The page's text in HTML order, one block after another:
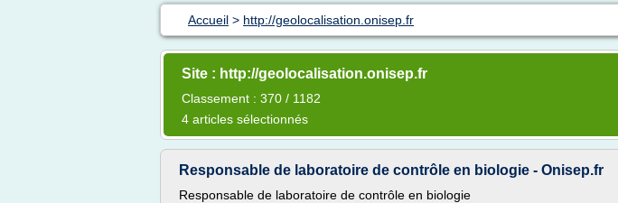
Accueil > http://geolocalisation.onisep.fr
Site : http://geolocalisation.onisep.fr
Classement : 370 / 1182
4 articles sélectionnés
Responsable de laboratoire de contrôle en biologie - Onisep.fr
Responsable de laboratoire de contrôle en biologie